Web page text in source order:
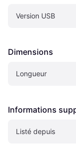
Version USB
Dimensions
Longueur
Informations
Listé depuis